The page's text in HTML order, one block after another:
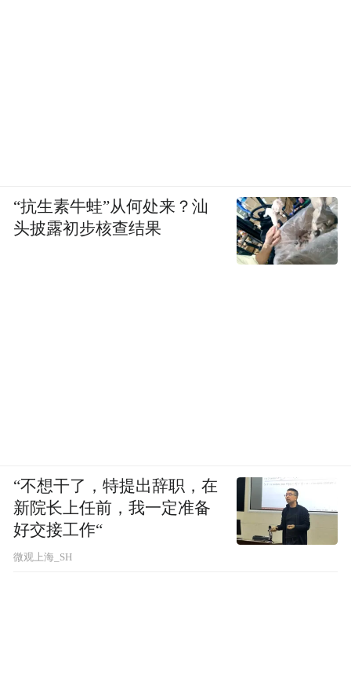
“抗生素牛蛙”从何处来？汕
头披露初步核查结果
“不想干了，特提出辞职，在
新院长上任前，我一定准备
好交接工作“
微观上海_SH